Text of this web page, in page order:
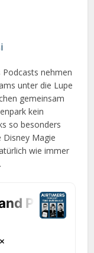
nehmen
unter die Lupe
gemeinsam
kein
so besonders
Disney Magie
wie immer